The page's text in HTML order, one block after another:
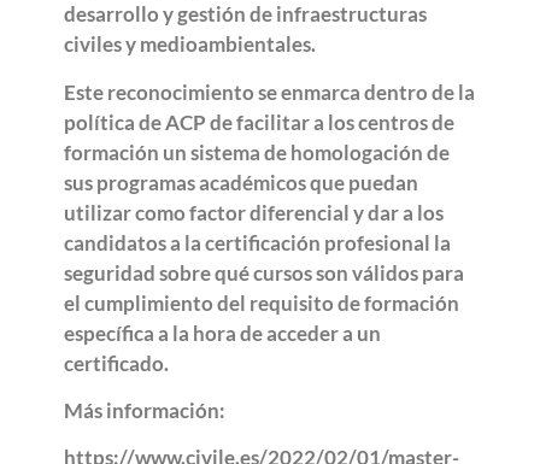
desarrollo y gestión de infraestructuras
civiles y medioambientales.
Este reconocimiento se enmarca dentro de la
política de ACP de facilitar a los centros de
formación un sistema de homologación de
sus programas académicos que puedan
utilizar como factor diferencial y dar a los
candidatos a la certificación profesional la
seguridad sobre qué cursos son válidos para
el cumplimiento del requisito de formación
específica a la hora de acceder a un
certificado.
Más información:
https://www.civile.es/2022/02/01/master-